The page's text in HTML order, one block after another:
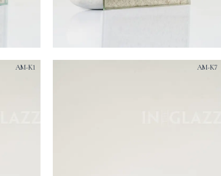
AM-K1 AM-K7